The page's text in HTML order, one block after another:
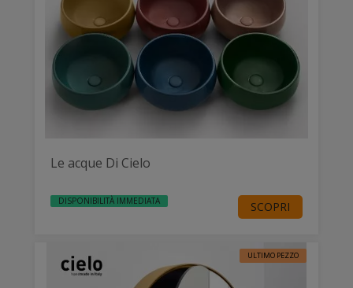
Le acque Di Cielo
DISPONIBILITÀ IMMEDIATA SCOPRI
ULTIMO PEZZO